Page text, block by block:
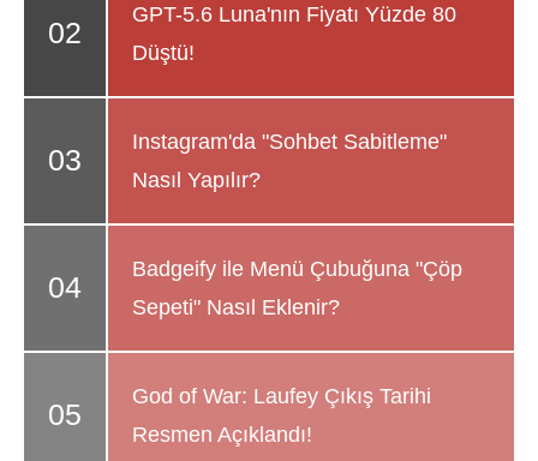
GPT-5.6 Luna'nın Fiyatı Yüzde 80
Düştü!
Instagram'da "Sohbet Sabitleme"
Nasıl Yapılır?
Badgeify ile Menü Çubuğuna "Çöp
Sepeti" Nasıl Eklenir?
God of War: Laufey Çıkış Tarihi
Resmen Açıklandı!